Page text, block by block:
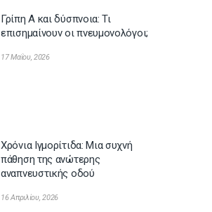
Γρίπη Α και δύσπνοια: Τι
επισημαίνουν οι πνευμονολόγοι;
17 Μαΐου, 2026
Χρόνια Ιγμορίτιδα: Μια συχνή
πάθηση της ανώτερης
αναπνευστικής οδού
16 Απριλίου, 2026